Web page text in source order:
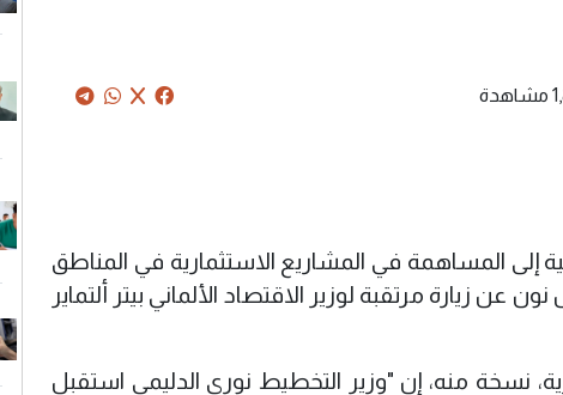
إلى المساهمة في المشاريع الاستثمارية في المناطق
عن زيارة مرتقبة لوزير الاقتصاد الألماني بيتر ألتماير
نسخة منه، إن "وزير التخطيط نوري الدليمي استقبل